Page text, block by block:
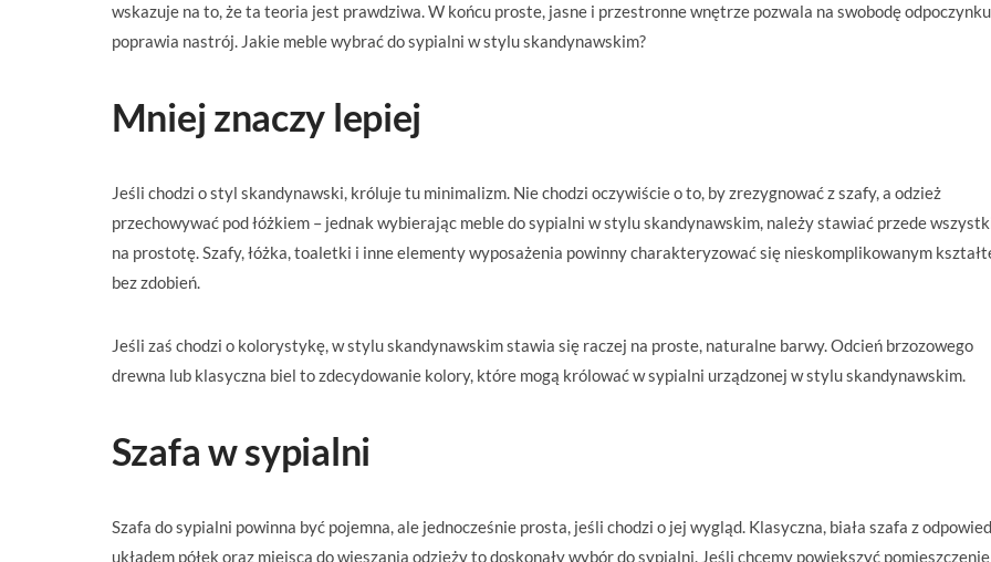
wskazuje na to, że ta teoria jest prawdziwa. W końcu proste, jasne i przestronne wnętrze pozwala na swobodę
poprawia nastrój. Jakie meble wybrać do sypialni w stylu skandynawskim?
Mniej znaczy lepiej
Jeśli chodzi o styl skandynawski, króluje tu minimalizm. Nie chodzi oczywiście o to, by zrezygnować z szafy, a odzież
przechowywać pod łóżkiem – jednak wybierając meble do sypialni w stylu skandynawskim, należy stawiać przede
na prostotę. Szafy, łóżka, toaletki i inne elementy wyposażenia powinny charakteryzować się nieskomplikowanym
bez zdobień.
Jeśli zaś chodzi o kolorystykę, w stylu skandynawskim stawia się raczej na proste, naturalne barwy. Odcień brzozowego
drewna lub klasyczna biel to zdecydowanie kolory, które mogą królować w sypialni urządzonej w stylu skandynawskim.
Szafa w sypialni
Szafa do sypialni powinna być pojemna, ale jednocześnie prosta, jeśli chodzi o jej wygląd. Klasyczna, biała szafa z
układem półek oraz miejsca do wieszania odzieży to doskonały wybór do sypialni. Jeśli chcemy powiększyć pomieszczenie